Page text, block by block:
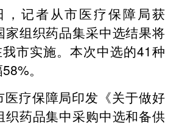
，记者从市医疗保障局获
家组织药品集采中选结果将
市实施。本次中选的41种
。
医疗保障局印发《关于做好
织药品集中采购中选和备供